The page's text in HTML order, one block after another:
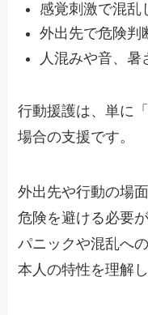
感覚刺激で混乱
外出先で危険判
人混みや音、暑
行動援護は、単に
場合の支援です。
外出先や行動の場面
危険を避ける必要が
パニックや混乱へ
本人の特性を理解